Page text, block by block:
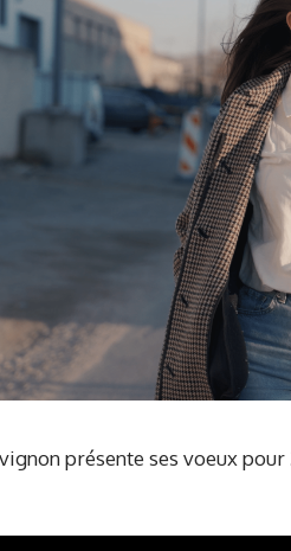
présente ses voeux